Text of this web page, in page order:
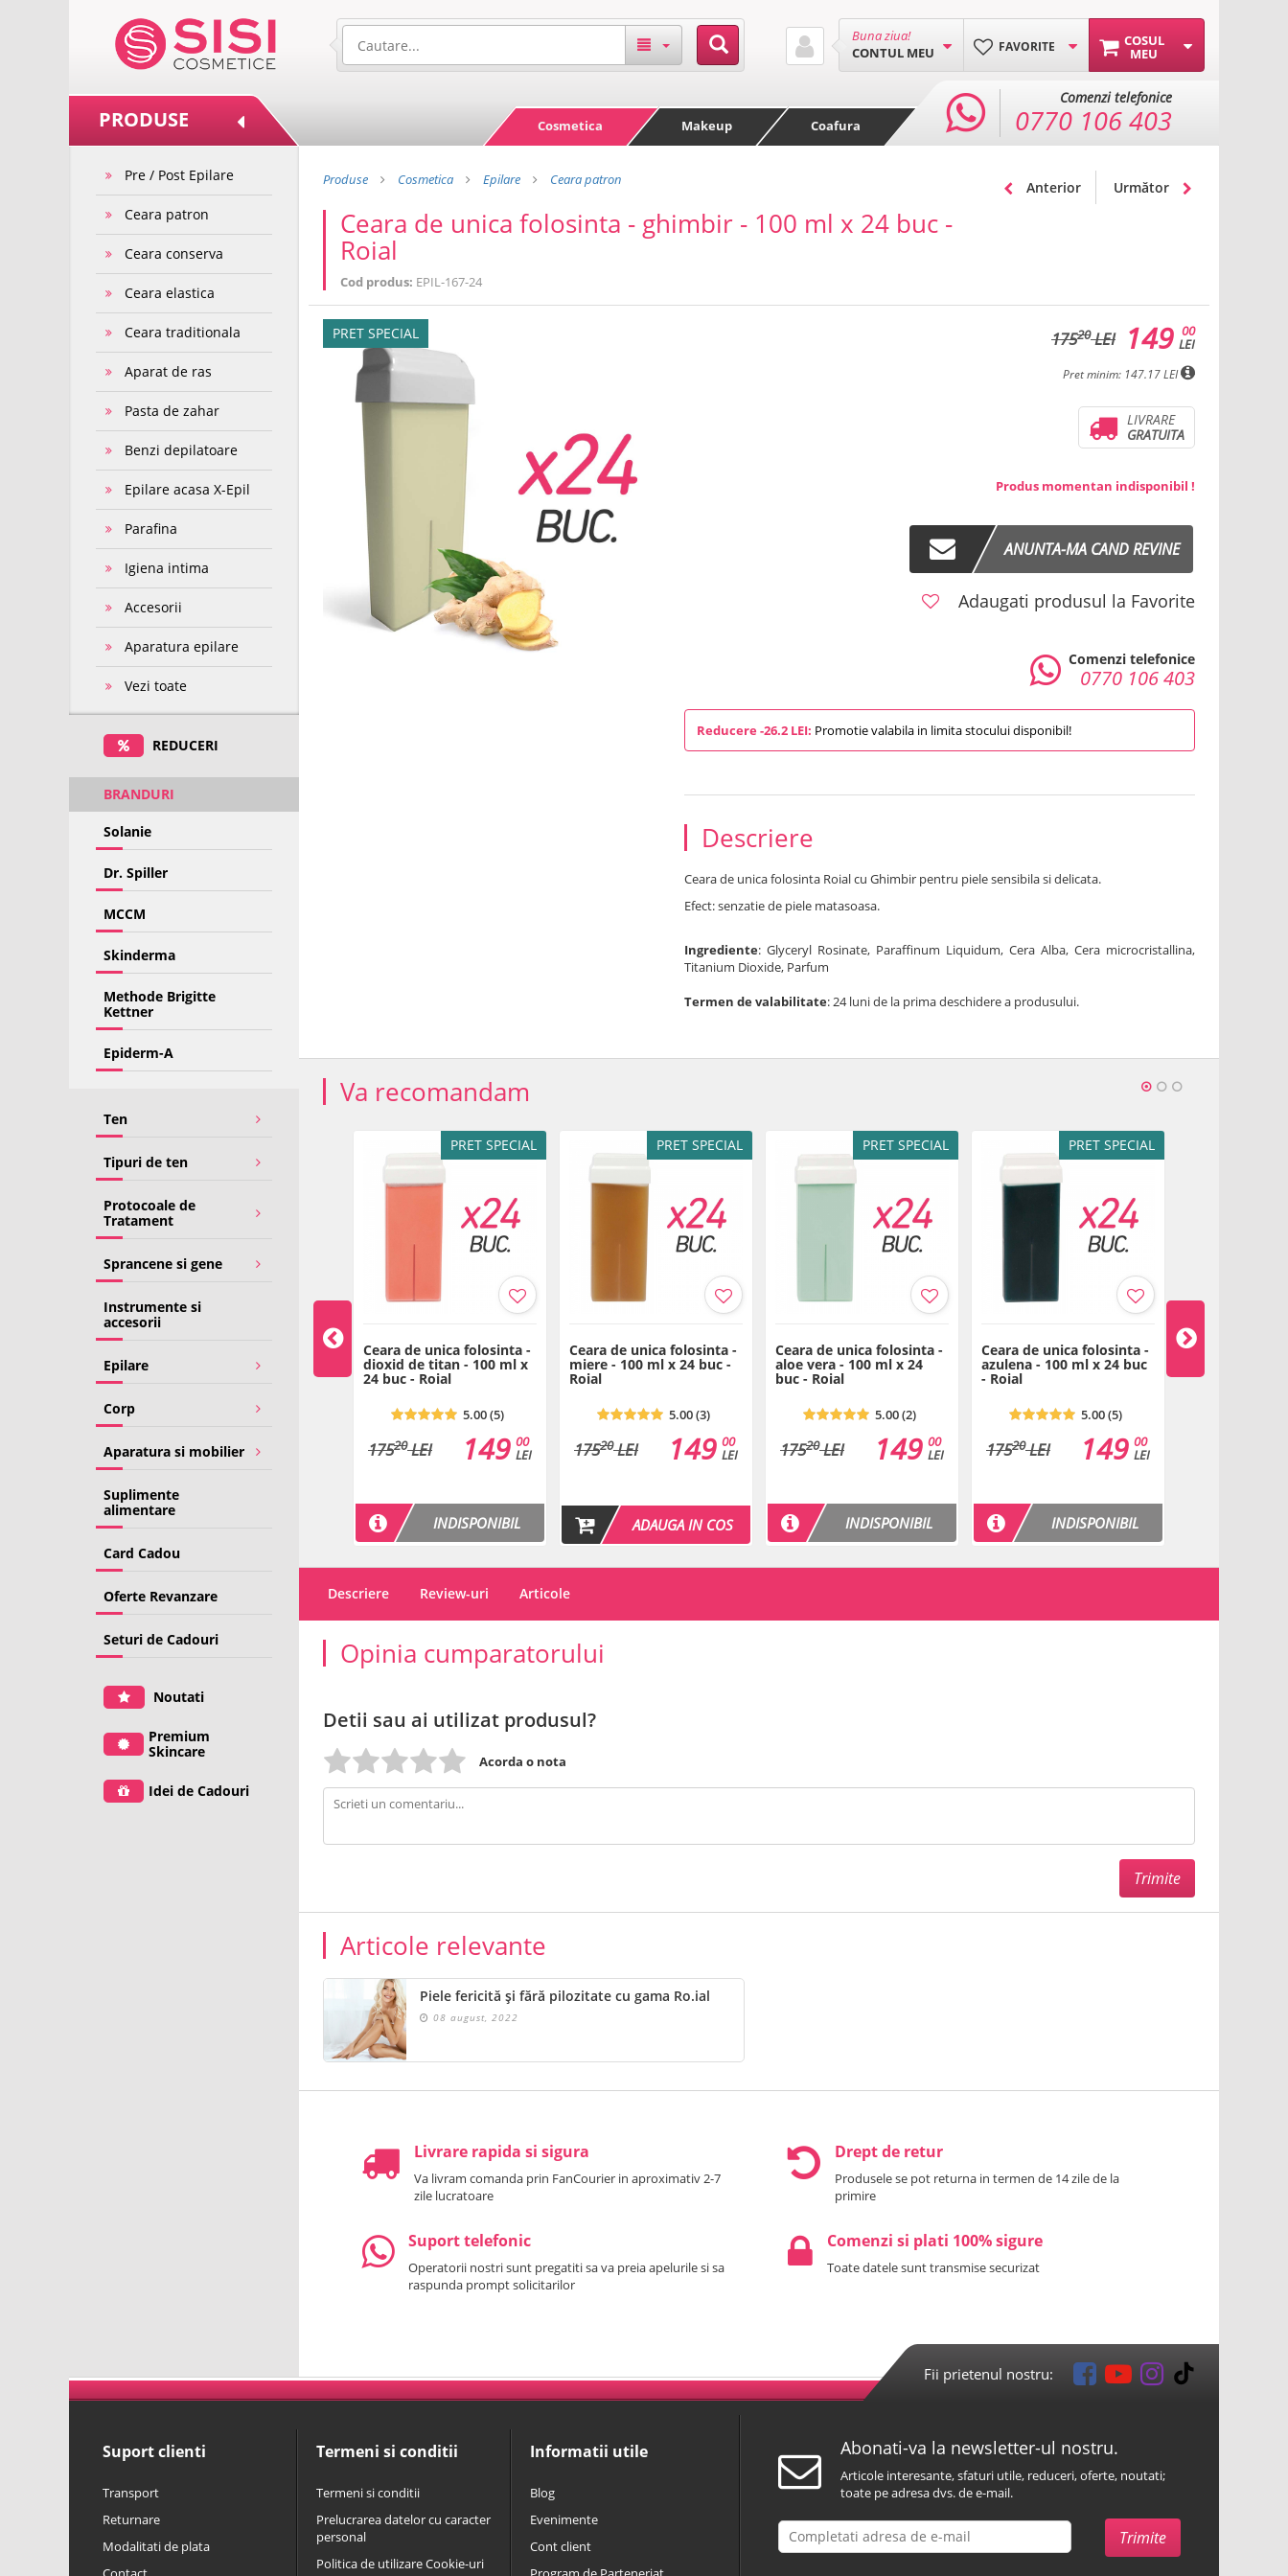
COSUL
MEU
FAVORITE
Buna ziua!
CONTUL MEU
PRODUSE Cosmetica Makeup Coafura
Comenzi telefonice
0770 106 403
Pre / Post Epilare
Ceara patron
Ceara conserva
Ceara elastica
Ceara traditionala
Aparat de ras
Pasta de zahar
Benzi depilatoare
Epilare acasa X-Epil
Parafina
Igiena intima
Accesorii
Aparatura epilare
Vezi toate
REDUCERI
BRANDURI
Solanie
Dr. Spiller
MCCM
Skinderma
Methode Brigitte
Kettner
Epiderm-A
Ten
Tipuri de ten
Protocoale de
Tratament
Sprancene si gene
Instrumente si
accesorii
Epilare
Corp
Aparatura si mobilier
Suplimente
alimentare
Card Cadou
Oferte Revanzare
Seturi de Cadouri
Noutati
Premium
Skincare
Idei de Cadouri
Produse Cosmetica Epilare Ceara patron
Ceara de unica folosinta - ghimbir - 100 ml x 24 buc -
Roial
Cod produs: EPIL-167-24
Anterior Următor
PRET SPECIAL 17520LEI 00
LEI
149
Pret minim: 147.17 LEI
LIVRARE
GRATUITA
Produs momentan indisponibil !
ANUNTA-MA CAND REVINE
Adaugati produsul la Favorite
Comenzi telefonice
0770 106 403
Reducere -26.2 LEI: Promotie valabila in limita stocului disponibil!
Descriere
Ceara de unica folosinta Roial cu Ghimbir pentru piele sensibila si delicata.
Efect: senzatie de piele matasoasa.
Ingrediente: Glyceryl Rosinate, Paraffinum Liquidum, Cera Alba, Cera microcristallina,
Titanium Dioxide, Parfum
Termen de valabilitate: 24 luni de la prima deschidere a produsului.
Va recomandam
LEI
ADAUGA IN COS
Ulei dupa epilare - extract
de Musetel - 2 x 300 ml
5.00 (6)
PRET SPECIAL
Ceara de unica folosinta -
dioxid de titan - 100 ml x
24 buc - Roial
5.00 (5)
17520LEI 00
LEI
149
INDISPONIBIL
PRET SPECIAL
Ceara de unica folosinta -
miere - 100 ml x 24 buc -
Roial
5.00 (3)
17520LEI 00
LEI
149
ADAUGA IN COS
PRET SPECIAL
Ceara de unica folosinta -
aloe vera - 100 ml x 24
buc - Roial
5.00 (2)
17520LEI 00
LEI
149
INDISPONIBIL
PRET SPECIAL
Ceara de unica folosinta -
azulena - 100 ml x 24 buc
- Roial
5.00 (5)
17520LEI 00
LEI
149
INDISPONIBIL
Ceara de
Roial
Descriere Review-uri Articole
Opinia cumparatorului
Detii sau ai utilizat produsul?
Acorda o nota
Articole relevante
Piele fericită și fără pilozitate cu gama Ro.ial
08 august, 2022
Livrare rapida si sigura
Va livram comanda prin FanCourier in aproximativ 2-7
zile lucratoare
Drept de retur
Produsele se pot returna in termen de 14 zile de la
primire
Suport telefonic
Operatorii nostri sunt pregatiti sa va preia apelurile si sa
raspunda prompt solicitarilor
Comenzi si plati 100% sigure
Toate datele sunt transmise securizat
Fii prietenul nostru:
Suport clienti
Transport
Returnare
Modalitati de plata
Termeni si conditii
Termeni si conditii
Prelucrarea datelor cu caracter
personal
Politica de utilizare Cookie-uri
Informatii utile
Blog
Evenimente
Cont client
Abonati-va la newsletter-ul nostru.
Articole interesante, sfaturi utile, reduceri, oferte, noutati;
toate pe adresa dvs. de e-mail.